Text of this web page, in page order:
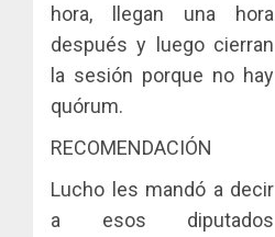
hora, llegan una hora
después y luego cierran
la sesión porque no hay
quórum.
RECOMENDACIÓN
Lucho les mandó a decir
a esos diputados